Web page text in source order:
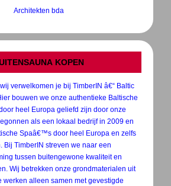
Architekten bda
KOPEN
verwelkomen je bij TimberIN â€“ Baltic
bouwen we onze authentieke Baltische
heel Europa geliefd zijn door onze
als een lokaal bedrijf in 2009 en
Spaâ€™s door heel Europa en zelfs
Bij TimberIN streven we naar een
tussen buitengewone kwaliteit en
Wij betrekken onze grondmaterialen uit
werken alleen samen met gevestigde